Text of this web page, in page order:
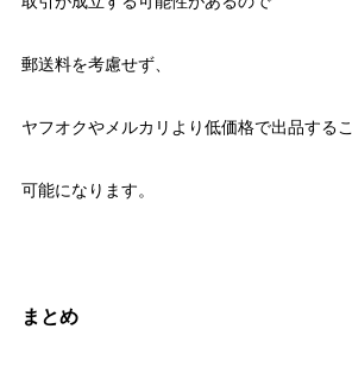
郵送料を考慮せず、
ヤフオクやメルカリより低価格で出品する
可能になります。
まとめ